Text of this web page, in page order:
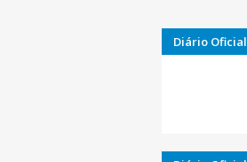
Diário Oficial